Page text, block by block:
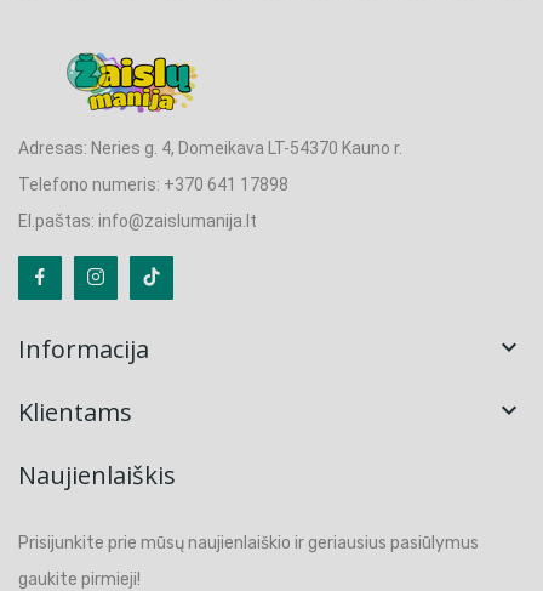
Adresas: Neries g. 4, Domeikava LT-54370 Kauno r.
Telefono numeris: +370 641 17898
El.paštas: info@zaislumanija.lt
Informacija 
Klientams 
Naujienlaiškis
Prisijunkite prie mūsų naujienlaiškio ir geriausius pasiūlymus
gaukite pirmieji!